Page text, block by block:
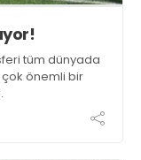
tüm dünyada
önemli bir